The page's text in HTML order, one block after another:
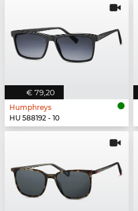
€ 79,20
Humphreys
HU 588192 - 10